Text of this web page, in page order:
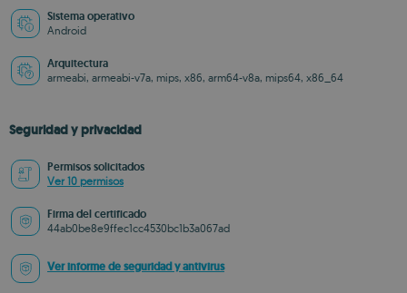
Sistema operativo
Android
Arquitectura
armeabi, armeabi-v7a, mips, x86, arm64-v8a, mips64, x86_64
Seguridad y privacidad
Permisos solicitados
Ver 10 permisos
Firma del certificado
44ab0be8e9ffec1cc4530bc1b3a067ad
Ver informe de seguridad y antivirus